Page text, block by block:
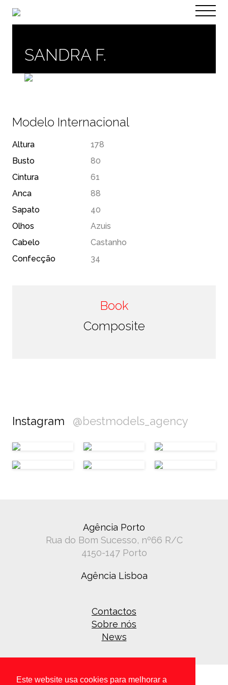
Este website usa cookies para melhorar a
EN
SANDRA F.
Modelo Internacional
Altura
178
Busto
80
Cintura
61
Anca
88
Sapato
40
Olhos
Azuis
Cabelo
Castanho
Confecção
34
Book
Composite
Instagram @bestmodels_agency
Agência Porto
Rua do Bom Sucesso, nº66 R/C
4150-147 Porto
Agência Lisboa
Contactos
Sobre nós
News